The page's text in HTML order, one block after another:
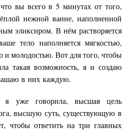
что вы всего в 5 минутах от того,
нежной ванне, наполненной
эликсиром. В нём растворяется
тело наполняется мягкостью,
и молодостью. Вот для того, чтобы
такая возможность, я и создаю
в них каждую.
я уже говорила, высшая цель
высшую суть, существующую в
чтобы ответить на три главных